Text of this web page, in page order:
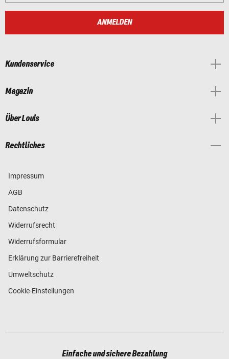
ANMELDEN
Kundenservice
Magazin
Über Louis
Rechtliches
Impressum
AGB
Datenschutz
Widerrufsrecht
Widerrufsformular
Erklärung zur Barrierefreiheit
Umweltschutz
Cookie-Einstellungen
Einfache und sichere Bezahlung